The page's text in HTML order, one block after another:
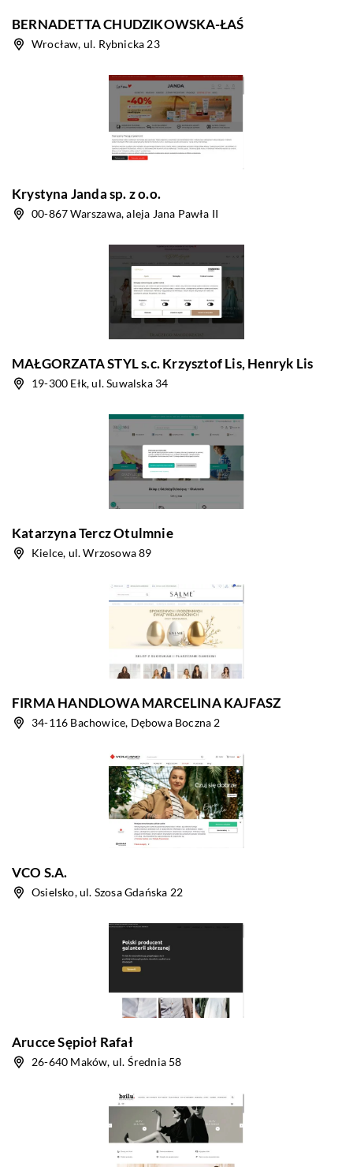
BERNADETTA CHUDZIKOWSKA-ŁAŚ
Wrocław, ul. Rybnicka 23
Krystyna Janda sp. z o.o.
00-867 Warszawa, aleja Jana Pawła II
MAŁGORZATA STYL s.c. Krzysztof Lis, Henryk Lis
19-300 Ełk, ul. Suwalska 34
Katarzyna Tercz Otulmnie
Kielce, ul. Wrzosowa 89
FIRMA HANDLOWA MARCELINA KAJFASZ
34-116 Bachowice, Dębowa Boczna 2
VCO S.A.
Osielsko, ul. Szosa Gdańska 22
Arucce Sępioł Rafał
26-640 Maków, ul. Średnia 58